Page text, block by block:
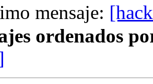
mensaje:
ordenados